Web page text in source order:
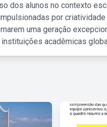
dos alunos no contexto
por
uma geração
acadêmicas